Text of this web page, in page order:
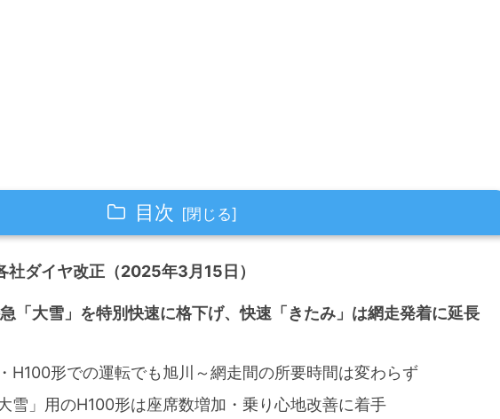
目次
ダイヤ改正（2025年3月15日）
急「大雪」を特別快速に格下げ、快速「きたみ」は網走発着に延長
H100形での運転でも旭川～網走間の所要時間は変わらず
雪」用のH100形は座席数増加・乗り心地改善に着手